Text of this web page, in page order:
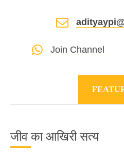
Join Channel
जीव का आखिरी सत्य